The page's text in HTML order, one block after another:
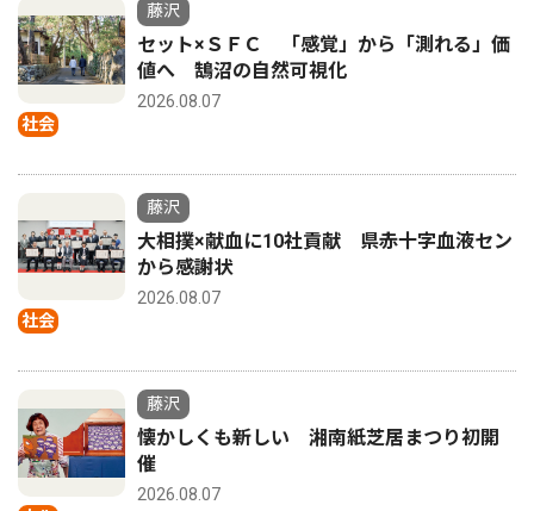
社会
藤沢
セット×ＳＦＣ 「感覚」から「測れる」価
値へ 鵠沼の自然可視化
2026.08.07
社会
藤沢
大相撲×献血に10社貢献 県赤十字血液セン
から感謝状
2026.08.07
藤沢
懐かしくも新しい 湘南紙芝居まつり初開
催
2026.08.07